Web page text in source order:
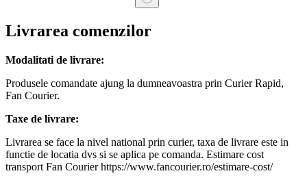
rezultat
Livrarea comenzilor
Modalitati de livrare:
Produsele comandate ajung la dumneavoastra prin Curier Rapid,
Fan Courier.
Taxe de livrare:
Livrarea se face la nivel national prin curier, taxa de livrare este in
functie de locatia dvs si se aplica pe comanda. Estimare cost
transport Fan Courier https://www.fancourier.ro/estimare-cost/